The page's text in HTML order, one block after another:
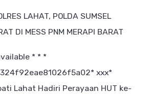
LAHAT, POLDA SUMSEL
DI MESS PNM MERAPI BARAT
* * *
ххх*
Lahat Hadiri Perayaan HUT ke-